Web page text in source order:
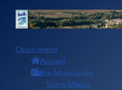
Open menu
Accueil
Vie Municipale
Votre Mairie